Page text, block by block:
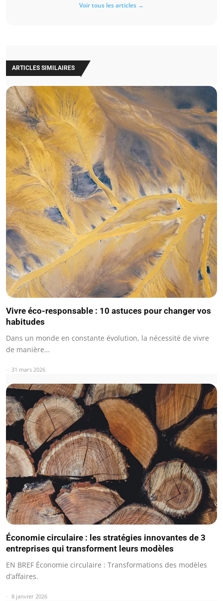
Voir tous les articles →
ARTICLES SIMILAIRES
Vivre éco-responsable : 10 astuces pour changer vos
habitudes
Dans un monde en constante évolution, la nécessité de vivre
de manière…
31 mars 2026
Économie circulaire : les stratégies innovantes de 3
entreprises qui transforment leurs modèles
EN BREF Économie circulaire : Transformations des modèles
d’affaires.
8 janvier 2026